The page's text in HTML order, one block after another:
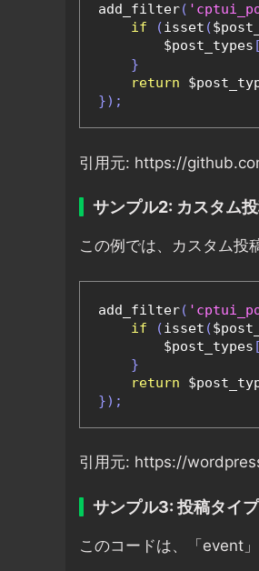
add_filter(
if
(isset (
        $post_types
[
}
return
});
引用元: https://
サンプル2: カスタム
この例では、カスタム投
add_filter(
if
(isset (
        $post_types
[
}
return
});
引用元: https://
サンプル3: 投稿タイ
このコードは、「event